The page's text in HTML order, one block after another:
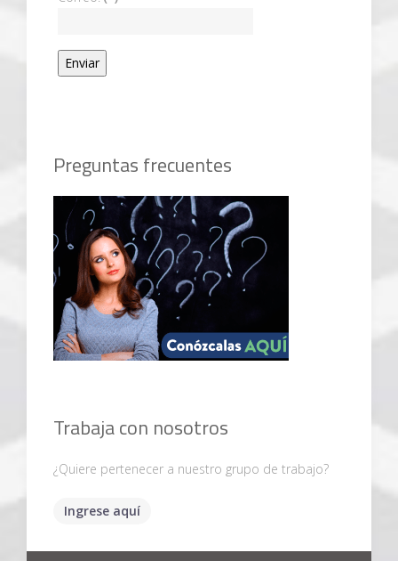
Preguntas frecuentes
Trabaja con nosotros
¿Quiere pertenecer a nuestro grupo de trabajo?
Ingrese aquí